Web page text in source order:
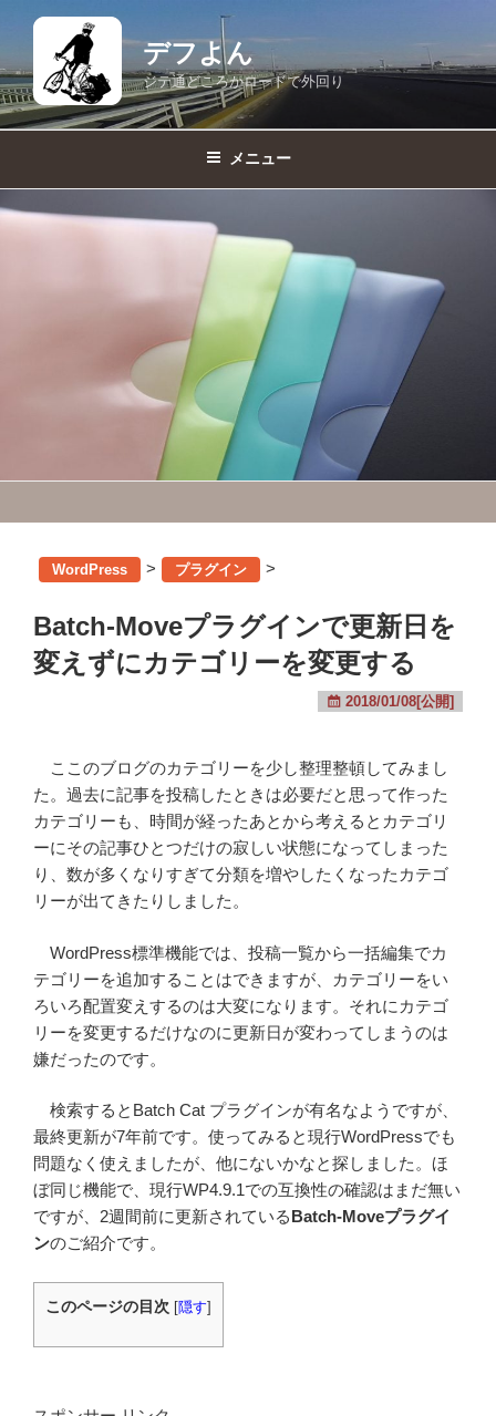
テ
ン
ツ
ッ
デフよん
ジテ通どころかロードで外回り
メニュー
WordPress > プラグイン >
Batch-Moveプラグインで更新日を
変えずにカテゴリーを変更する
2018/01/08[公開]
ここのブログのカテゴリーを少し整理整頓してみまし
た。過去に記事を投稿したときは必要だと思って作った
カテゴリーも、時間が経ったあとから考えるとカテゴリ
ーにその記事ひとつだけの寂しい状態になってしまった
り、数が多くなりすぎて分類を増やしたくなったカテゴ
リーが出てきたりしました。
WordPress標準機能では、投稿一覧から一括編集でカ
テゴリーを追加することはできますが、カテゴリーをい
ろいろ配置変えするのは大変になります。それにカテゴ
リーを変更するだけなのに更新日が変わってしまうのは
嫌だったのです。
検索するとBatch Cat プラグインが有名なようですが、
最終更新が7年前です。使ってみると現行WordPressでも
問題なく使えましたが、他にないかなと探しました。ほ
ぼ同じ機能で、現行WP4.9.1での互換性の確認はまだ無い
ですが、2週間前に更新されているBatch-Moveプラグイ
ンのご紹介です。
このページの目次 [隠す]